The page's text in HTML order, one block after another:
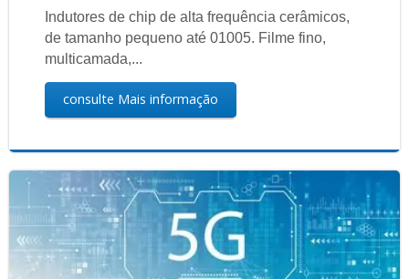
Indutores de chip de alta frequência cerâmicos,
de tamanho pequeno até 01005. Filme fino,
multicamada,...
consulte Mais informação